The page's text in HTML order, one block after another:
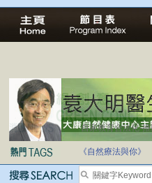
自家教育合法化-
《自然療法與你》